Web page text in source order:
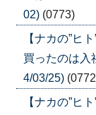
02) (0773)
【ナカの”
買ったのは入
4/03/25)
【ナカの”ヒ